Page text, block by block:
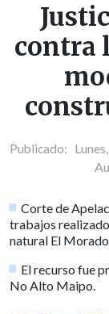
contra
Publicado:
Corte de
trabajos
natural El Morado.
El recurso fue
No Alto Maipo.